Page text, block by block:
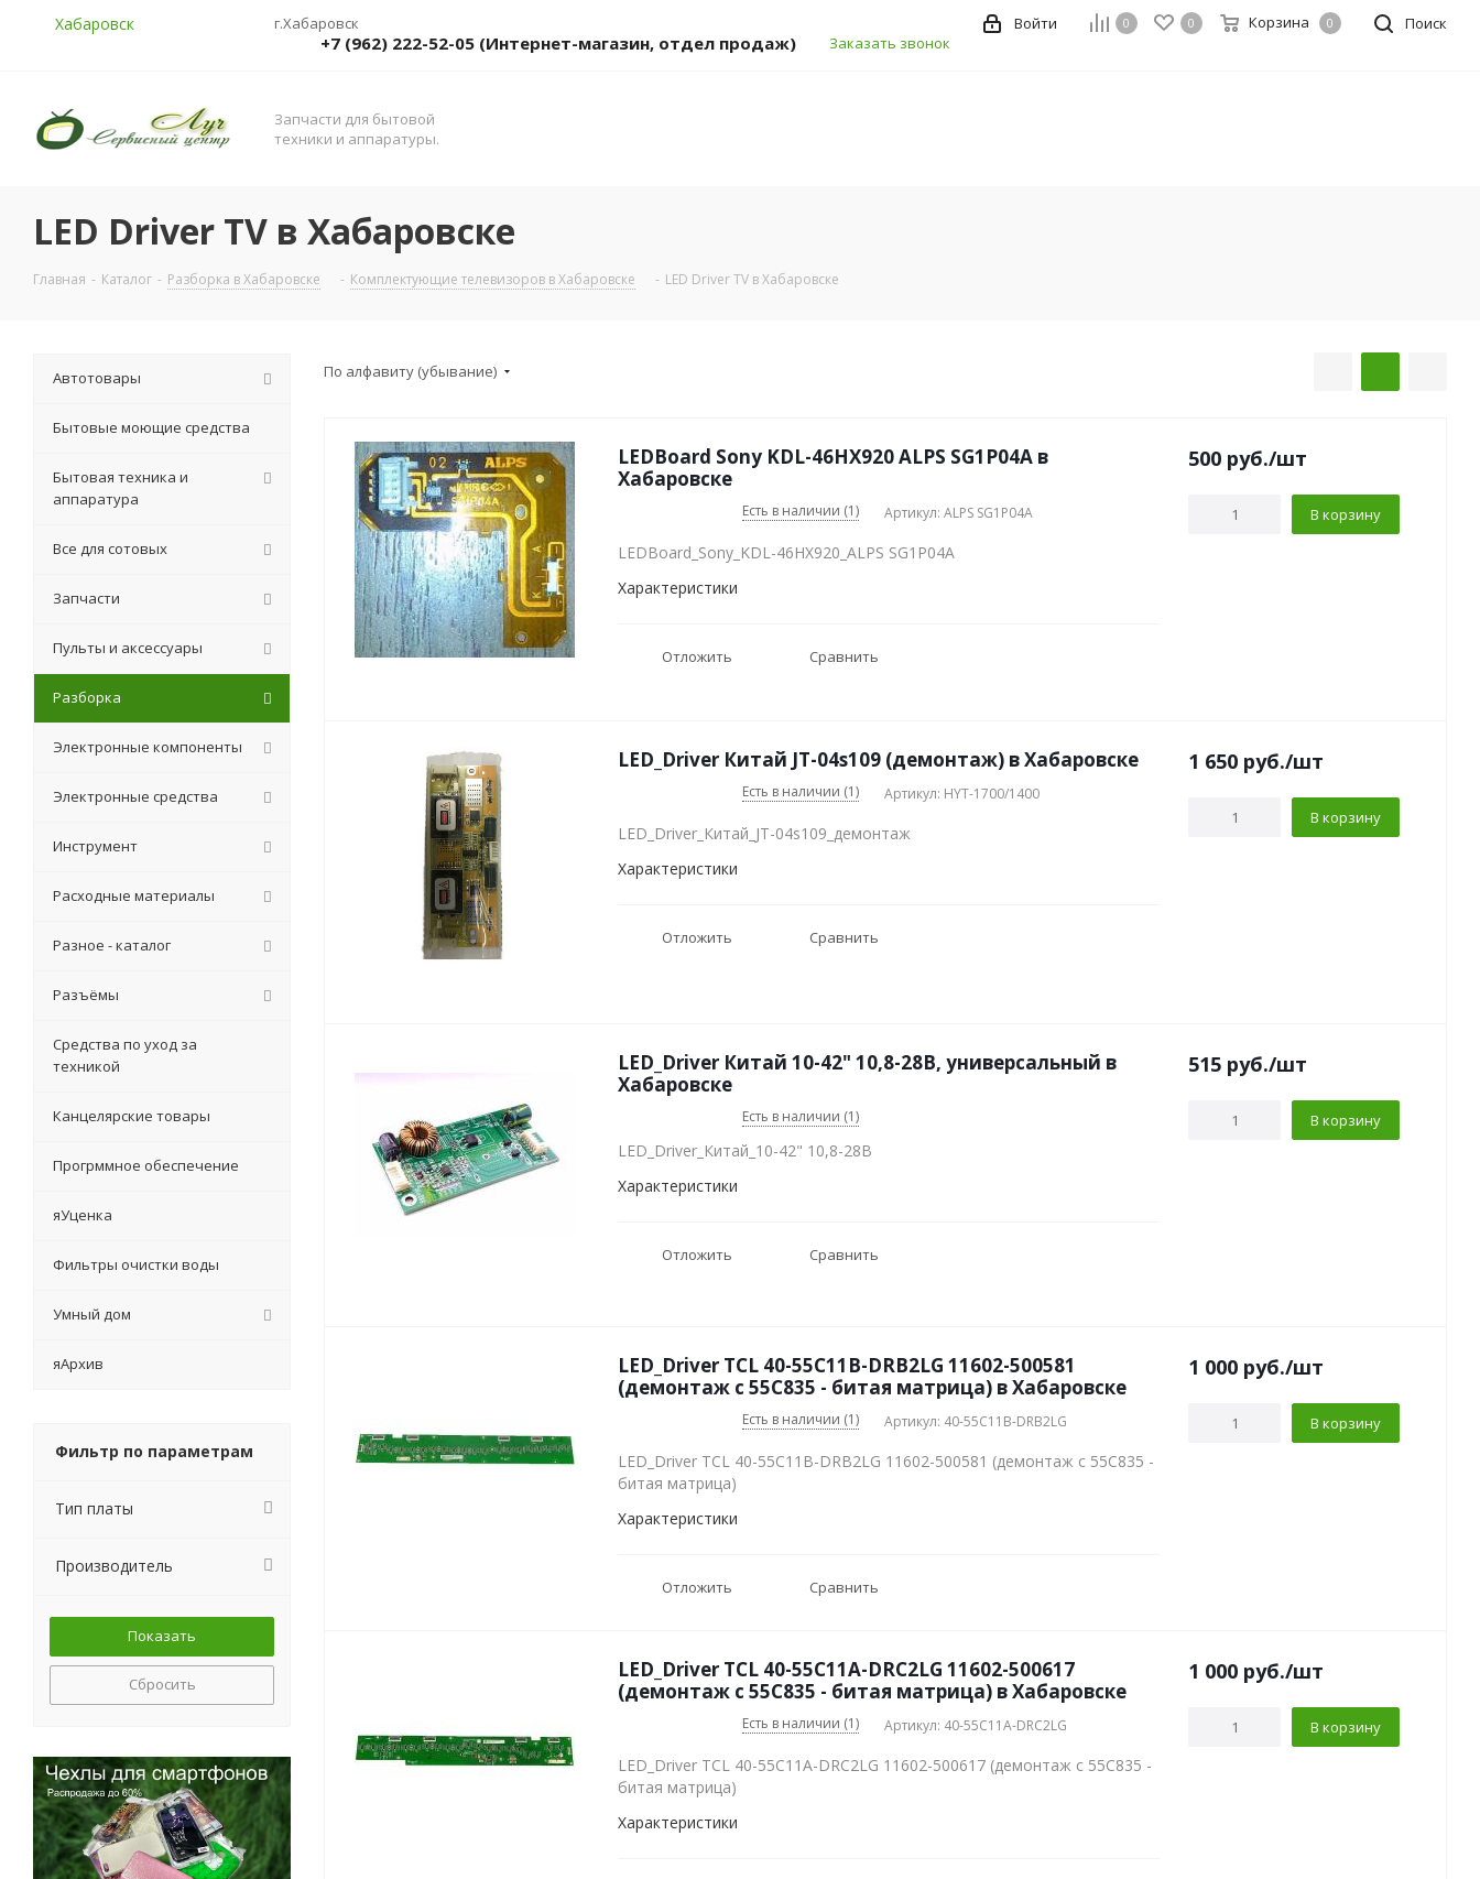
Хабаровск г.Хабаровск Поиск
0 0 Корзина 0
Войти
+7 (962) 222-52-05 (Интернет-магазин, отдел продаж) Заказать звонок
Запчасти для бытовой
техники и аппаратуры.
LED Driver TV в Хабаровске
Главная - Каталог - Разборка в Хабаровске - Комплектующие телевизоров в Хабаровске - LED Driver TV в Хабаровске
По алфавиту (убывание)
LEDBoard Sony KDL-46HX920 ALPS SG1P04A в
Хабаровске
Есть в наличии (1) Артикул: ALPS SG1P04A
LEDBoard_Sony_KDL-46HX920_ALPS SG1P04A
Характеристики
Отложить Сравнить
500 руб./шт
В корзину
LED_Driver Китай JT-04s109 (демонтаж) в Хабаровске
Есть в наличии (1) Артикул: HYT-1700/1400
LED_Driver_Китай_JT-04s109_демонтаж
Характеристики
Отложить Сравнить
1 650 руб./шт
В корзину
LED_Driver Китай 10-42" 10,8-28В, универсальный в
Хабаровске
Есть в наличии (1)
LED_Driver_Китай_10-42" 10,8-28В
Характеристики
Отложить Сравнить
515 руб./шт
В корзину
LED_Driver TCL 40-55C11B-DRB2LG 11602-500581
(демонтаж с 55C835 - битая матрица) в Хабаровске
Есть в наличии (1) Артикул: 40-55C11B-DRB2LG
LED_Driver TCL 40-55C11B-DRB2LG 11602-500581 (демонтаж с 55C835 -
битая матрица)
Характеристики
Отложить Сравнить
1 000 руб./шт
В корзину
LED_Driver TCL 40-55C11A-DRC2LG 11602-500617
(демонтаж с 55C835 - битая матрица) в Хабаровске
Есть в наличии (1) Артикул: 40-55C11A-DRC2LG
LED_Driver TCL 40-55C11A-DRC2LG 11602-500617 (демонтаж с 55C835 -
битая матрица)
Характеристики
1 000 руб./шт
В корзину
Автотовары
Бытовые моющие средства
Бытовая техника и
аппаратура
Все для сотовых
Запчасти
Пульты и аксессуары
Разборка
Электронные компоненты
Электронные средства
Инструмент
Расходные материалы
Разное - каталог
Разъёмы
Средства по уход за
техникой
Канцелярские товары
Прогрммное обеспечение
яУценка
Фильтры очистки воды
Умный дом
яАрхив
Фильтр по параметрам
Тип платы
Производитель
Сбросить